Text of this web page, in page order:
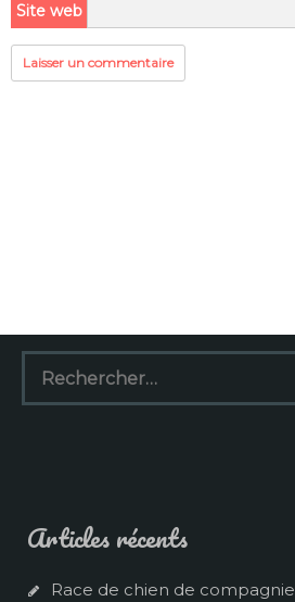
Site web
Rechercher :
Articles récents
Race de chien de compagnie